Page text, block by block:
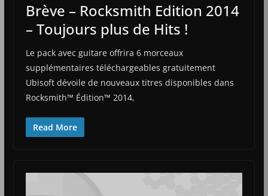
Brève – Rocksmith Edition 2014
– Toujours plus de Hits !
Le pack avec guitare offrira 6 morceaux
supplémentaires téléchargeables gratuitement
Ubisoft dévoile de nouveaux titres disponibles dans
Rocksmith™ Édition™ 2014,
Read More